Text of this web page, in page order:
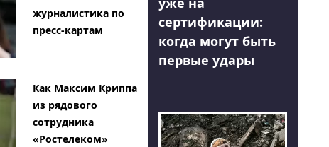
журналистика по
пресс-картам
Как Максим Криппа
из рядового
сотрудника
«Ростелеком»
сертификации:
когда могут быть
первые удары